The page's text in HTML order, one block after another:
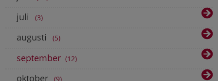
juli 3
augusti 5
september 12
oktober 9